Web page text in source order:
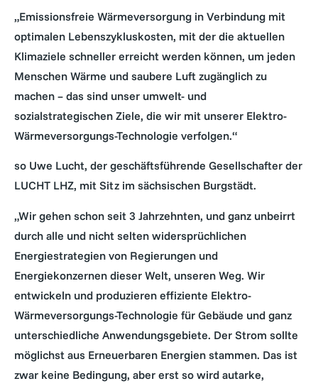
„Emissionsfreie Wärmeversorgung in Verbindung mit
optimalen Lebenszykluskosten, mit der die aktuellen
Klimaziele schneller erreicht werden können, um jeden
Menschen Wärme und saubere Luft zugänglich zu
machen – das sind unser umwelt- und
sozialstrategischen Ziele, die wir mit unserer Elektro-
Wärmeversorgungs-Technologie verfolgen.“
so Uwe Lucht, der geschäftsführende Gesellschafter der
LUCHT LHZ, mit Sitz im sächsischen Burgstädt.
„Wir gehen schon seit 3 Jahrzehnten, und ganz unbeirrt
durch alle und nicht selten widersprüchlichen
Energiestrategien von Regierungen und
Energiekonzernen dieser Welt, unseren Weg. Wir
entwickeln und produzieren effiziente Elektro-
Wärmeversorgungs-Technologie für Gebäude und ganz
unterschiedliche Anwendungsgebiete. Der Strom sollte
möglichst aus Erneuerbaren Energien stammen. Das ist
zwar keine Bedingung, aber erst so wird autarke,